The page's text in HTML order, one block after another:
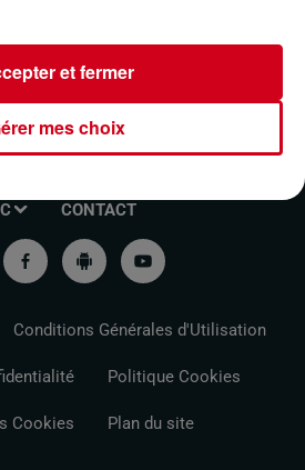
CONTACT
Conditions Générales d'Utilisation
Politique Cookies
Cookies Plan du site
mes choix
et fermer